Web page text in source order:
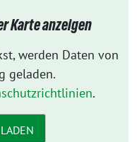
Karte anzeigen
werden Daten von
geladen.
.